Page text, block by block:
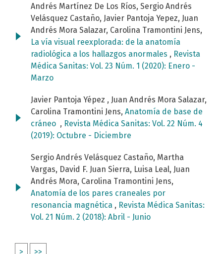
Andrés Martínez De Los Ríos, Sergio Andrés
Velásquez Castaño, Javier Pantoja Yepez, Juan
Andrés Mora Salazar, Carolina Tramontini Jens,
La vía visual reexplorada: de la anatomía
radiológica a los hallazgos anormales , Revista
Médica Sanitas: Vol. 23 Núm. 1 (2020): Enero -
Marzo
Javier Pantoja Yépez , Juan Andrés Mora Salazar,
Carolina Tramontini Jens, Anatomía de base de
cráneo , Revista Médica Sanitas: Vol. 22 Núm. 4
(2019): Octubre - Diciembre
Sergio Andrés Velásquez Castaño, Martha
Vargas, David F. Juan Sierra, Luisa Leal, Juan
Andrés Mora, Carolina Tramontini Jens,
Anatomía de los pares craneales por
resonancia magnética , Revista Médica Sanitas:
Vol. 21 Núm. 2 (2018): Abril - Junio
> >>